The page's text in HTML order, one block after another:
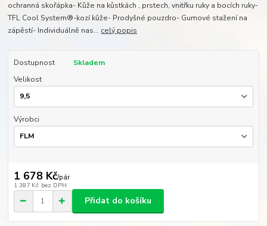
ochranná skořápka- Kůže na kůstkách , prstech, vnitřku ruky a bocích ruky-
TFL Cool System®-kozí kůže- Prodyšné pouzdro- Gumové stažení na
zápěstí- Individuálně nas... celý popis
Dostupnost
Skladem
Velikost
Výrobci
1 678 Kč/pár
1 387 Kč bez DPH
Přidat do košíku